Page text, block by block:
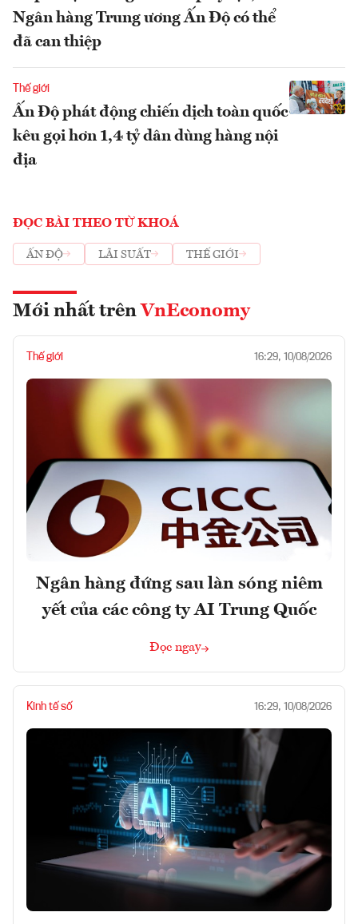
Ngân hàng Trung ương Ấn Độ có thể
đã can thiệp
Thế giới
Ấn Độ phát động chiến dịch toàn quốc
kêu gọi hơn 1,4 tỷ dân dùng hàng nội
địa
ĐỌC BÀI THEO TỪ KHOÁ
ẤN ĐỘ LÃI SUẤT THẾ GIỚI
Mới nhất trên VnEconomy
Thế giới 16:29, 10/08/2026
Ngân hàng đứng sau làn sóng niêm
yết của các công ty AI Trung Quốc
Đọc ngay
Kinh tế số 16:29, 10/08/2026